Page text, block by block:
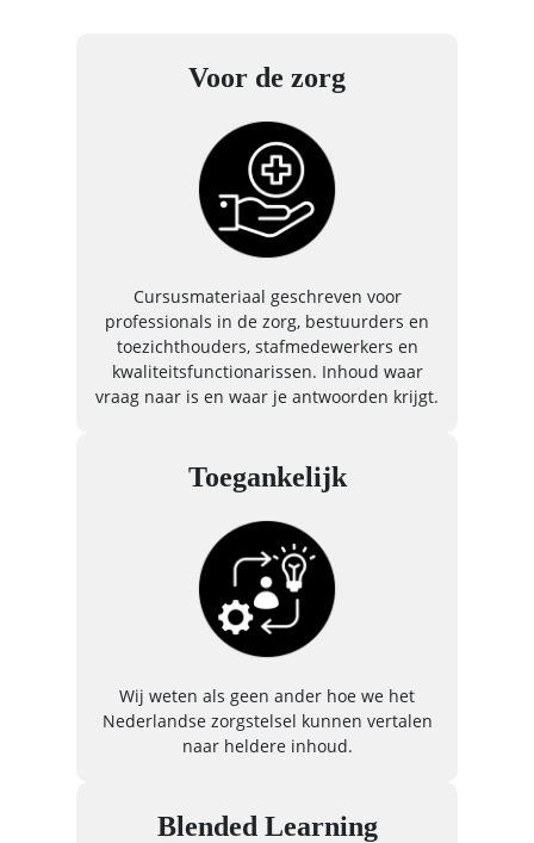
Voor de zorg
Cursusmateriaal geschreven voor
professionals in de zorg, bestuurders en
toezichthouders, stafmedewerkers en
kwaliteitsfunctionarissen. Inhoud waar
vraag naar is en waar je antwoorden krijgt.
Toegankelijk
Wij weten als geen ander hoe we het
Nederlandse zorgstelsel kunnen vertalen
naar heldere inhoud.
Blended Learning